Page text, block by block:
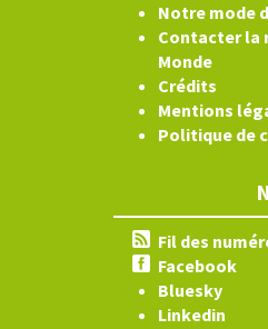
Notre mode
Contacter la
Monde
Crédits
Mentions
Politique de
Fil des
Facebook
Bluesky
Linkedin